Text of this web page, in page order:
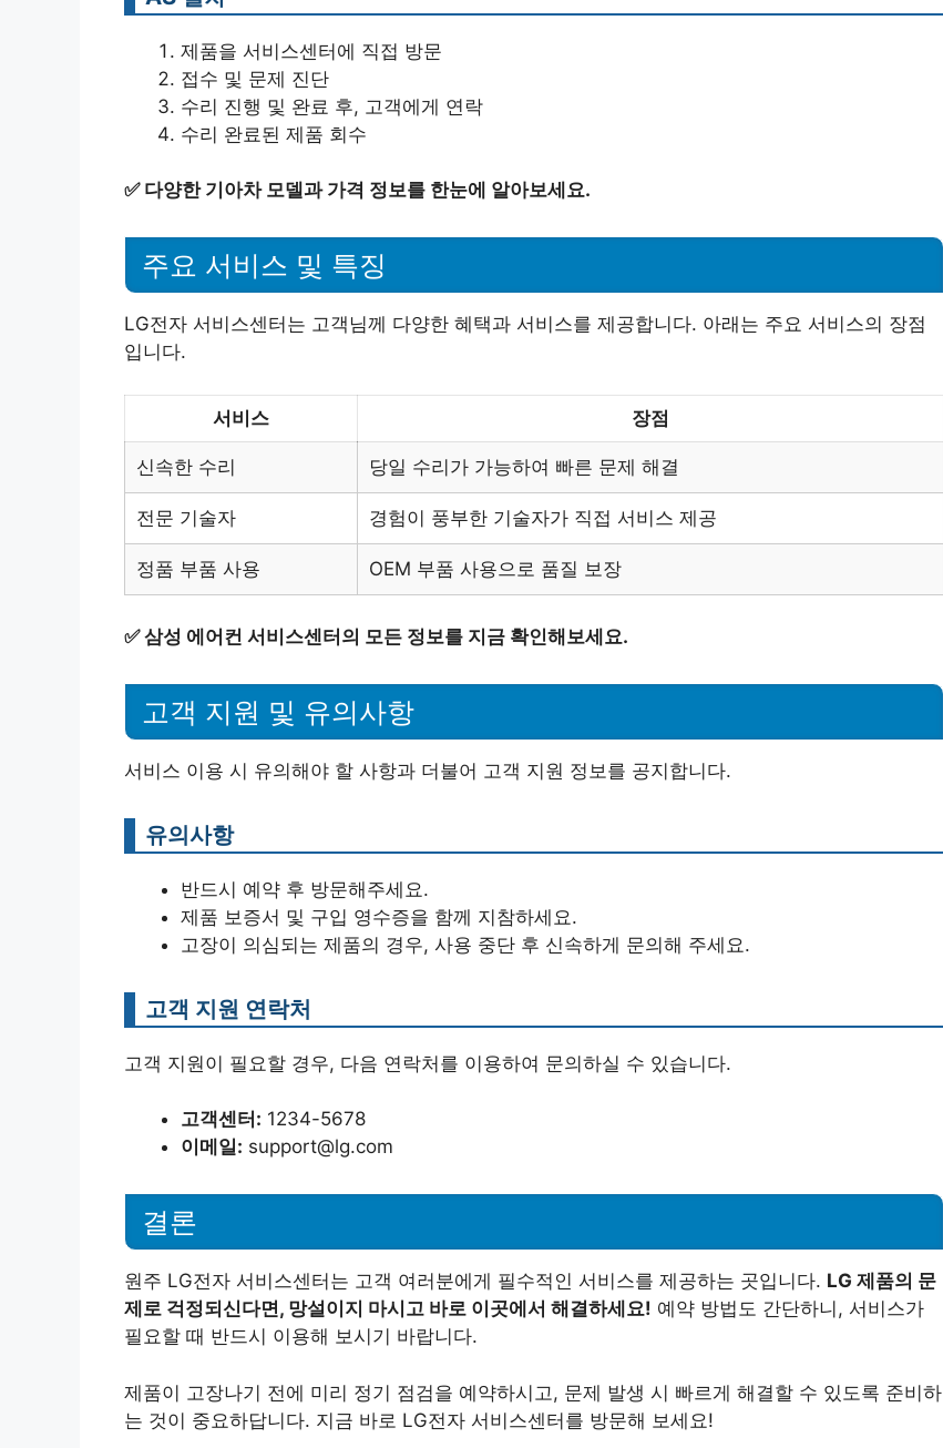
제품을 서비스센터에 직접 방문
접수 및 문제 진단
수리 진행 및 완료 후, 고객에게 연락
수리 완료된 제품 회수
✅ 다양한 기아차 모델과 가격 정보를 한눈에 알아보세요.
주요 서비스 및 특징
LG전자 서비스센터는 고객님께 다양한 혜택과 서비스를 제공합니다. 아래는 주요 서비스의 장점
입니다.
서비스 장점
신속한 수리 당일 수리가 가능하여 빠른 문제 해결
전문 기술자 경험이 풍부한 기술자가 직접 서비스 제공
정품 부품 사용 OEM 부품 사용으로 품질 보장
✅삼성 에어컨 서비스센터의 모든 정보를 지금 확인해보세요.
고객 지원 및 유의사항
서비스 이용 시 유의해야 할 사항과 더불어 고객 지원 정보를 공지합니다.
유의사항
반드시 예약 후 방문해주세요.
제품 보증서 및 구입 영수증을 함께 지참하세요.
고장이 의심되는 제품의 경우, 사용 중단 후 신속하게 문의해 주세요.
고객 지원 연락처
고객 지원이 필요할 경우, 다음 연락처를 이용하여 문의하실 수 있습니다.
고객센터: 1234-5678
이메일: support@lg.com
결론
원주 LG전자 서비스센터는 고객 여러분에게 필수적인 서비스를 제공하는 곳입니다. LG 제품의 문
제로 걱정되신다면, 망설이지 마시고 바로 이곳에서 해결하세요! 예약 방법도 간단하니, 서비스가
필요할 때 반드시 이용해 보시기 바랍니다.
제품이 고장나기 전에 미리 정기 점검을 예약하시고, 문제 발생 시 빠르게 해결할 수 있도록 준비하
는 것이 중요하답니다. 지금 바로 LG전자 서비스센터를 방문해 보세요!